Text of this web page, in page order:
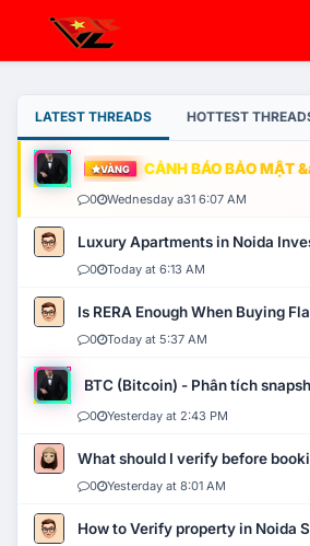
LATEST THREADS HOTTEST
VÀNG CẢNH BÁO BẢO MẬT
0 Wednesday a31 6:07 AM
Luxury Apartments in Noida
0 Today at 6:13 AM
Is RERA Enough When Buying
0 Today at 5:37 AM
BTC (Bitcoin) - Phân tích
0 Yesterday at 2:43 PM
What should I verify before
0 Yesterday at 8:01 AM
How to Verify property in Noida